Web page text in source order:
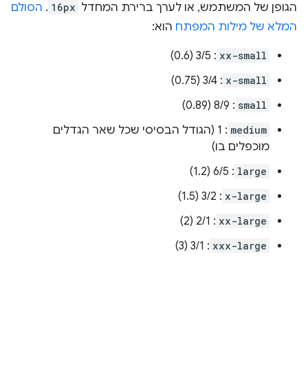
הגופן של המשתמש, או לערך ברירת המחדל 16px
. הסולם
המלא של מילות המפתח הוא:
xx-small
: 3/5 (0.6)
x-small
: 3/4 (0.75)
small
: 8/9 (0.89)
medium
: 1 (הגודל הבסיסי שכל שאר הגדלים
מוכפלים בו)
large
: 6/5 (1.2)
x-large
: 3/2 (1.5)
xx-large
: 2/1 (2)
xxx-large
: 3/1 (3)